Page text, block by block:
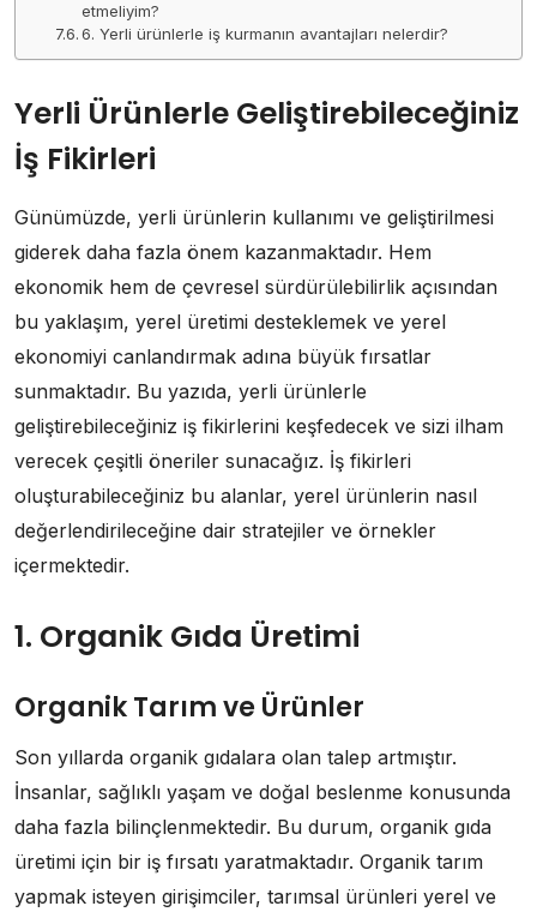
etmeliyim?
6. Yerli ürünlerle iş kurmanın avantajları nelerdir?
Yerli Ürünlerle Geliştirebileceğiniz
İş Fikirleri
Günümüzde, yerli ürünlerin kullanımı ve geliştirilmesi
giderek daha fazla önem kazanmaktadır. Hem
ekonomik hem de çevresel sürdürülebilirlik açısından
bu yaklaşım, yerel üretimi desteklemek ve yerel
ekonomiyi canlandırmak adına büyük fırsatlar
sunmaktadır. Bu yazıda, yerli ürünlerle
geliştirebileceğiniz iş fikirlerini keşfedecek ve sizi ilham
verecek çeşitli öneriler sunacağız. İş fikirleri
oluşturabileceğiniz bu alanlar, yerel ürünlerin nasıl
değerlendirileceğine dair stratejiler ve örnekler
içermektedir.
1. Organik Gıda Üretimi
Organik Tarım ve Ürünler
Son yıllarda organik gıdalara olan talep artmıştır.
İnsanlar, sağlıklı yaşam ve doğal beslenme konusunda
daha fazla bilinçlenmektedir. Bu durum, organik gıda
üretimi için bir iş fırsatı yaratmaktadır. Organik tarım
yapmak isteyen girişimciler, tarımsal ürünleri yerel ve